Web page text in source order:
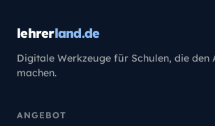
lehrerland.de
Digitale Werkzeuge für Schulen, die den
machen.
ANGEBOT